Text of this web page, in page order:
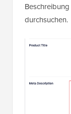
durchsuchen.